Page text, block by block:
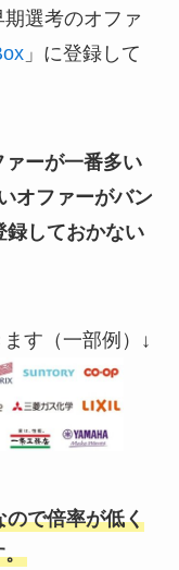
選考のオファ
」に登録して
ーが一番多い
オファーがバン
録しておかない
す（一部例）↓
で倍率が低く
。